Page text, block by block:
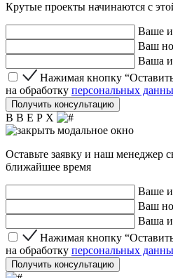
Крутые проекты начинаются с
Ваше
Ваш
Ваша
Нажимая кнопку
Нажимая кнопку
на обработку персональных
Получить консультацию
В В Е Р Х
Оставьте заявку и наш менеджер
ближайшее время
Ваше
Ваш
Ваша
Нажимая кнопку
Нажимая кнопку
на обработку персональных
Получить консультацию